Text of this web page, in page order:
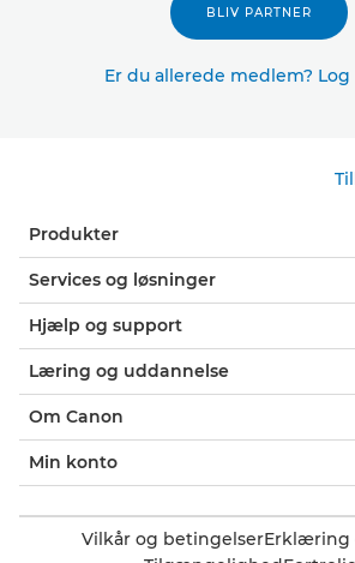
BLIV PARTNER
Er du allerede medlem? Log
Produkter
Services og løsninger
Hjælp og support
Læring og uddannelse
Om Canon
Min konto
Vilkår og betingelserErklæring